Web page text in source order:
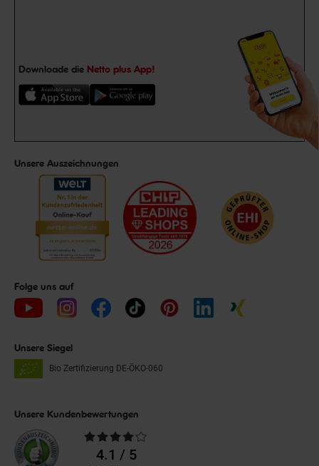
Downloade die Netto plus App!
Unsere Auszeichnungen
Folge uns auf
Unsere Siegel
Bio Zertifizierung DE-ÖKO-060
Unsere Kundenbewertungen
Durchschnittliche
Bewertungen4.1 / 5